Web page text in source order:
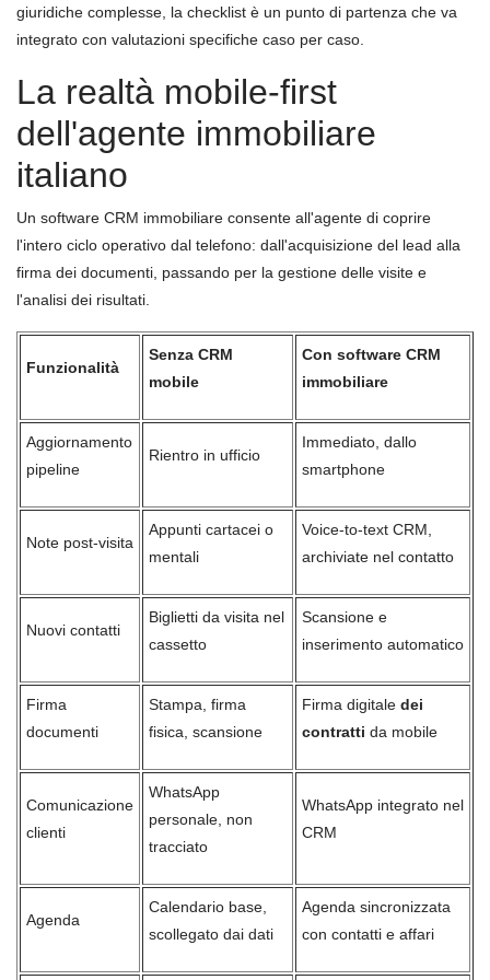
giuridiche complesse, la checklist è un punto di partenza che va
integrato con valutazioni specifiche caso per caso.
La realtà mobile-first
dell'agente immobiliare
italiano
Un software CRM immobiliare consente all'agente di coprire
l'intero ciclo operativo dal telefono: dall'acquisizione del lead alla
firma dei documenti, passando per la gestione delle visite e
l'analisi dei risultati.
Funzionalità
Senza CRM
mobile
Con software CRM
immobiliare
Aggiornamento
pipeline
Rientro in ufficio
Immediato, dallo
smartphone
Note post-visita
Appunti cartacei o
mentali
Voice-to-text CRM,
archiviate nel contatto
Nuovi contatti
Biglietti da visita nel
cassetto
Scansione e
inserimento automatico
Firma
documenti
Stampa, firma
fisica, scansione
Firma digitale dei
contratti da mobile
Comunicazione
clienti
WhatsApp
personale, non
tracciato
WhatsApp integrato nel
CRM
Agenda
Calendario base,
scollegato dai dati
Agenda sincronizzata
con contatti e affari